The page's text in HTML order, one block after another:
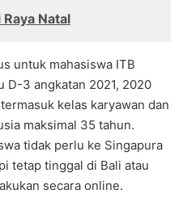
Natal
untuk mahasiswa ITB
D-3 angkatan 2021, 2020
kelas karyawan dan
maksimal 35 tahun.
tidak perlu ke Singapura
tetap tinggal di Bali atau
secara online.